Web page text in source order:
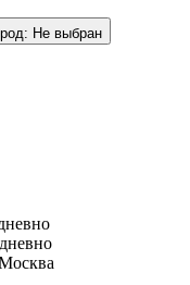
Не выбран